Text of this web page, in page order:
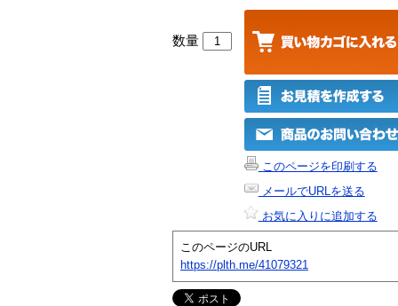
数量
このページを印刷する
メールでURLを送る
お気に入りに追加する
このページのURL
https://plth.me/41079321